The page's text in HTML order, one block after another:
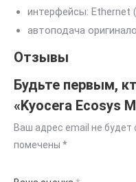
интерфейсы: Ethernet
автоподача
Отзывы
Будьте первым,
«Kyocera Ecosys
Ваш адрес email не будет
помечены *